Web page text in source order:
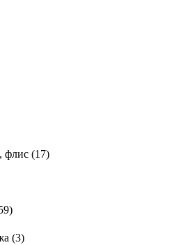
флис (17)
)
(3)